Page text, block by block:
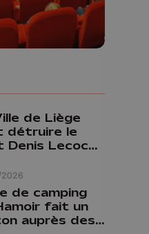
de Liège
détruire le
Denis Lecocq
pour le
de camping
fait un
auprès des